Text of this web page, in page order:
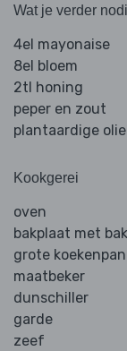
Wat je verder
4el mayonaise
8el bloem
2tl honing
peper en zout
plantaardige olie
Kookgerei
oven
bakplaat met
grote koekenpan
maatbeker
dunschiller
garde
zeef